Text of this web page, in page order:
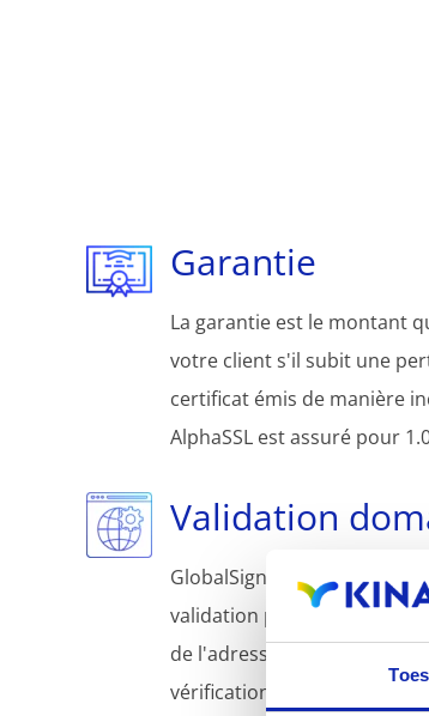
Garantie
La garantie est le montant
votre client s'il subit une
certificat émis de manière
AlphaSSL est assuré pour
Validation
GlobalSign valide la
validation peut se faire sur
de l'adresse e-mail du
vérification sur l'hébergeur